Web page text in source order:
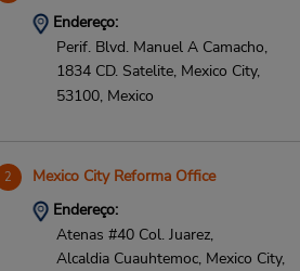
Endereço:
Perif. Blvd. Manuel A Camacho,
1834 CD. Satelite, Mexico City,
53100, Mexico
2 Mexico City Reforma Office
Endereço:
Atenas #40 Col. Juarez,
Alcaldia Cuauhtemoc, Mexico City,